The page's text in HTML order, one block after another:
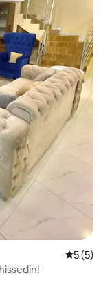
55 (5)